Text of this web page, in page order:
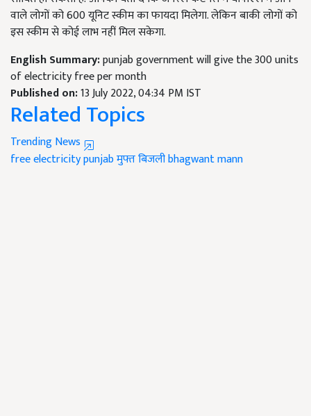
वाले लोगोंको600 यूनिट स्कीम का फायदा मिलेगा. लेकिनबाकीलोगों को
इस स्कीम से कोई लाभ नहीं मिल सकेगा.
English Summary:punjab government will give the 300 units
of electricity free per month
Published on:13 July 2022, 04:34 PM IST
Related Topics
Trending News
free electricitypunjabमुफ्त बिजलीbhagwant mann